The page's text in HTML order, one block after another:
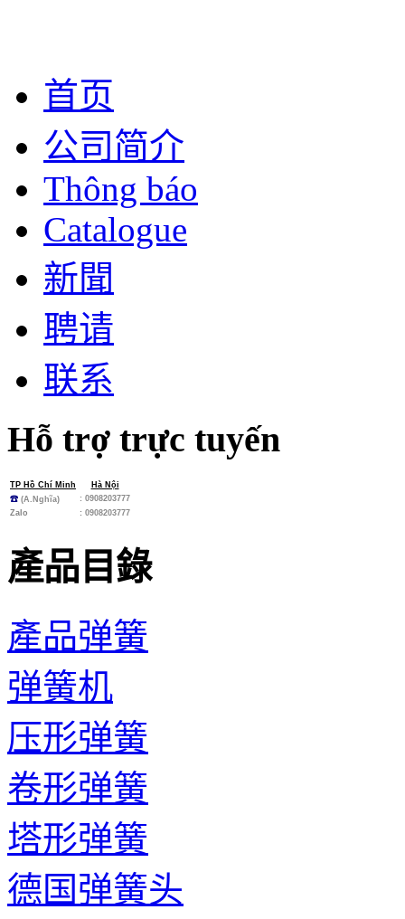
首页
公司简介
Thông báo
Catalogue
新聞
聘请
联系
Hỗ trợ trực tuyến
TP Hồ Chí Minh
Hà Nội
☎ (A.Nghĩa)
: 0908203777
Zalo
: 0908203777
產品目錄
產品弹簧
弹簧机
压形弹簧
卷形弹簧
塔形弹簧
德国弹簧头